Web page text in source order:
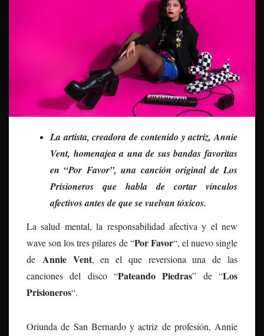
La artista, creadora de contenido y actriz, Annie
Vent, homenajea a una de sus bandas favoritas
en “Por Favor”, una canción original de Los
Prisioneros que habla de cortar vínculos
afectivos antes de que se vuelvan tóxicos.
La salud mental, la responsabilidad afectiva y el new
wave son los tres pilares de “Por Favor“, el nuevo single
de Annie Vent, en el que reversiona una de las
canciones del disco “Pateando Piedras” de “Los
Prisioneros“.
Oriunda de San Bernardo y actriz de profesión, Annie